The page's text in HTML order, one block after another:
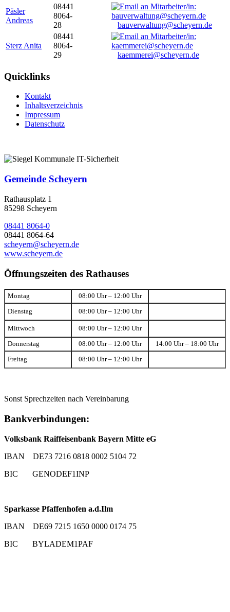
Päsler
Andreas
08441
8064-
28
bauverwaltung@scheyern.de
Sterz Anita
08441
8064-
29
kaemmerei@scheyern.de
Quicklinks
Kontakt
Inhaltsverzeichnis
Impressum
Datenschutz
Gemeinde Scheyern
Rathausplatz 1
85298 Scheyern
08441 8064-0
08441 8064-64
scheyern@scheyern.de
www.scheyern.de
Öffnungszeiten des Rathauses
Montag 08:00 Uhr – 12:00 Uhr
Dienstag 08:00 Uhr – 12:00 Uhr
Mittwoch 08:00 Uhr – 12:00 Uhr
Donnerstag 08:00 Uhr – 12:00 Uhr 14:00 Uhr – 18:00 Uhr
Freitag 08:00 Uhr – 12:00 Uhr
Sonst Sprechzeiten nach Vereinbarung
Bankverbindungen:
Volksbank Raiffeisenbank Bayern Mitte eG
IBAN DE73 7216 0818 0002 5104 72
BIC GENODEF1INP
Sparkasse Pfaffenhofen a.d.Ilm
IBAN DE69 7215 1650 0000 0174 75
BIC BYLADEM1PAF